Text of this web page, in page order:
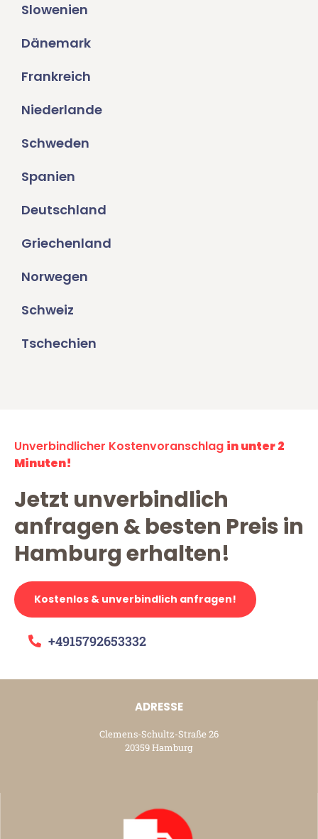
Slowenien
Dänemark
Frankreich
Niederlande
Schweden
Spanien
Deutschland
Griechenland
Norwegen
Schweiz
Tschechien
Unverbindlicher Kostenvoranschlag in unter 2
Minuten!
Jetzt unverbindlich
anfragen & besten Preis in
Hamburg erhalten!
Kostenlos & unverbindlich anfragen!
+4915792653332
ADRESSE
Clemens-Schultz-Straße 26
20359 Hamburg